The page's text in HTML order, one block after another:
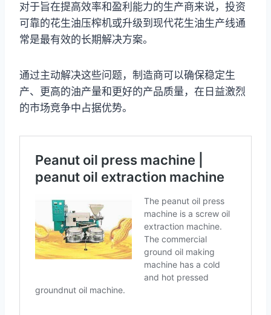
对于旨在提高效率和盈利能力的生产商来说，投资
可靠的花生油压榨机或升级到现代花生油生产线通
常是最有效的长期解决方案。
通过主动解决这些问题，制造商可以确保稳定生
产、更高的油产量和更好的产品质量，在日益激烈
的市场竞争中占据优势。